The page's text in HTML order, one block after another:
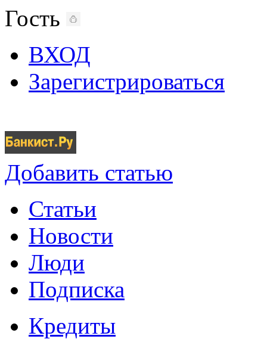
Гость
ВХОД
Зарегистрироваться
Добавить статью
Статьи
Новости
Люди
Подписка
Кредиты